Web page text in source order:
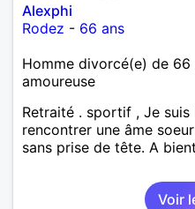
Alexphi
Rodez - 66 ans
Homme divorcé(e) de
amoureuse
Retraité . sportif , Je
rencontrer une âme
sans prise de tête. A
Voir